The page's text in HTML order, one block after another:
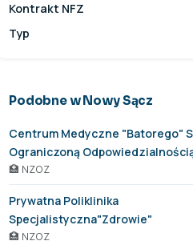
Kontrakt NFZ
Typ
Podobne w Nowy Sącz
Centrum Medyczne "Batorego"
Ograniczoną
🏥 NZOZ
Prywatna Poliklinika
Specjalistyczna"Zdrowie"
🏥 NZOZ